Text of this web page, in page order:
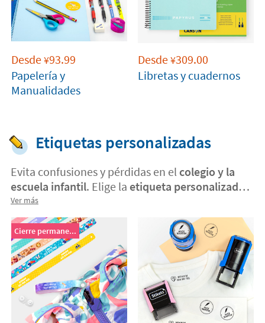
Desde¥93.99
Papelería y
Manualidades
Desde¥309.00
Libretas y cuadernos
Etiquetas personalizadas
Evita confusiones y pérdidas en el colegio y la
escuela infantil. Elige la etiqueta personalizada
ideal para
material.
Ver más
Cierre permane...